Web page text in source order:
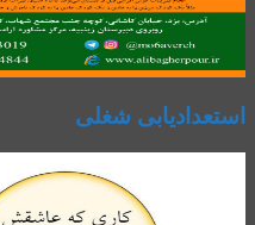
استعدادیابی شغلی